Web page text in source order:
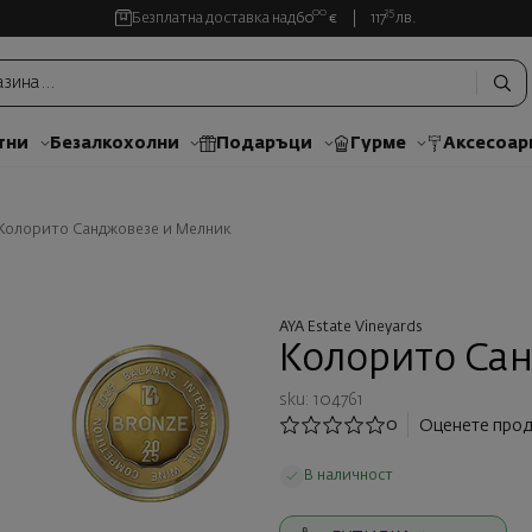
Безплатна доставка над6000 € 11735 лв.
Безалкохолни Подаръци Гурме
Колорито Санджовезе и Мелник
AYA Estate Vineyards
Колорито
sku: 104761
0
Оценете
В наличност